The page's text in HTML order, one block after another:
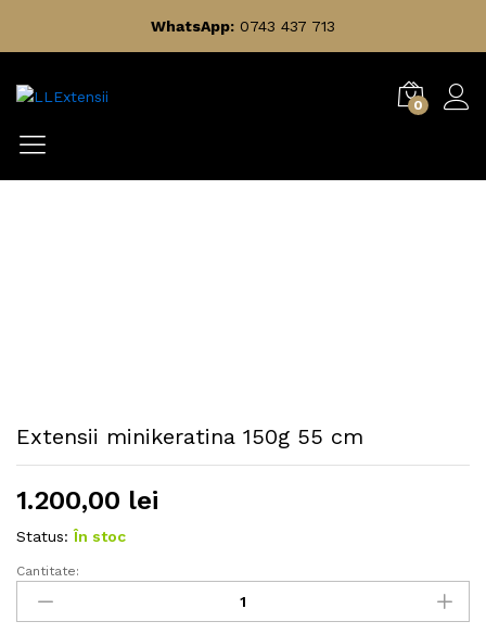
WhatsApp: 0743 437 713
0
Extensii minikeratina 150g 55 cm
1.200,00 lei
Status: În stoc
Cantitate: